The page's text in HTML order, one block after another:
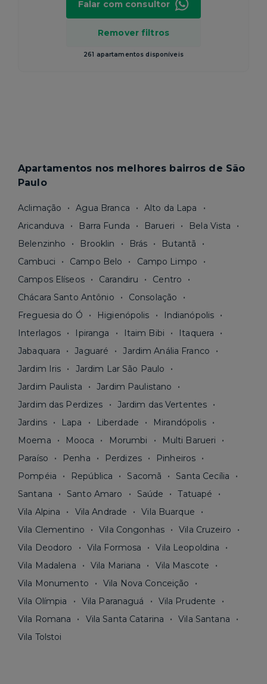
Remover filtros
261 apartamentos disponíveis
Falar com consultor
Apartamentos nos melhores bairros de São
Paulo
Aclimação Agua Branca
Alto da Lapa
Aricanduva
Barra Funda Barueri
Bela Vista
Belenzinho
Brooklin Brás
Butantã
Cambuci
Campo Belo
Campo Limpo
Campos Elíseos
Carandiru
Centro
Chácara Santo Antônio
Consolação
Freguesia do Ó
Higienópolis
Indianópolis
Interlagos
Ipiranga Itaim Bibi
Itaquera
Jabaquara
Jaguaré
Jardim Anália Franco
Jardim Iris
Jardim Lar São Paulo
Jardim Paulista
Jardim Paulistano
Jardim das Perdizes
Jardim das Vertentes
Jardins
Lapa Liberdade
Mirandópolis
Moema
Mooca Morumbi
Multi Barueri
Paraíso
Penha Perdizes
Pinheiros
Pompéia
República Sacomã
Santa Cecília
Santana
Santo Amaro Saúde
Tatuapé
Vila Alpina
Vila Andrade
Vila Buarque
Vila Clementino
Vila Congonhas
Vila Cruzeiro
Vila Deodoro
Vila Formosa
Vila Leopoldina
Vila Madalena
Vila Mariana
Vila Mascote
Vila Monumento
Vila Nova Conceição
Vila Olímpia
Vila Paranaguá
Vila Prudente
Vila Romana
Vila Santa Catarina
Vila Santana
Vila Tolstoi